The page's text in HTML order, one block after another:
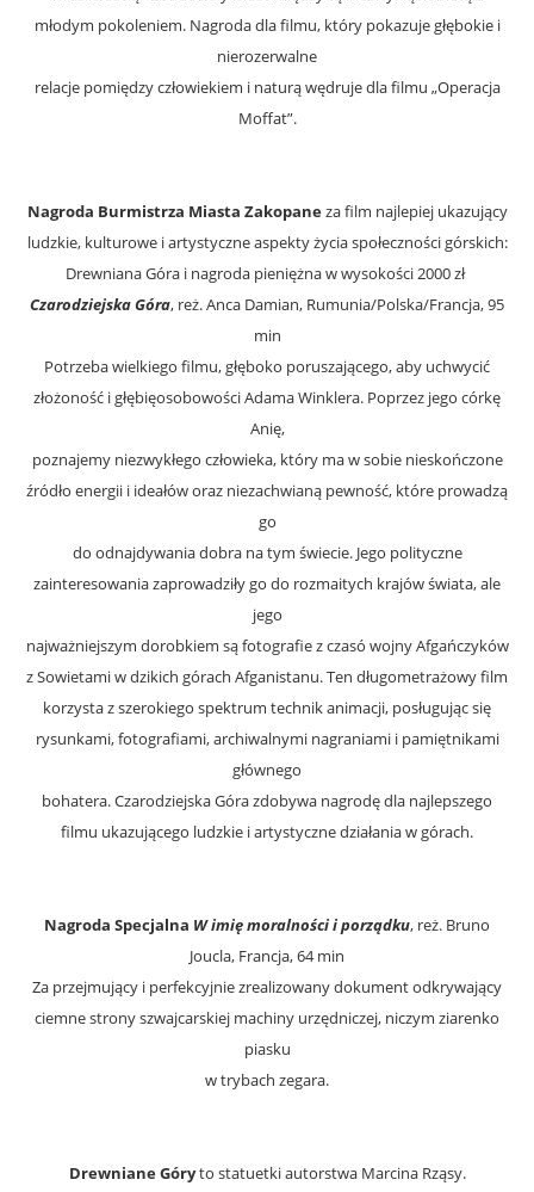
młodym pokoleniem. Nagroda dla filmu, który pokazuje głębokie i
nierozerwalne
relacje pomiędzy człowiekiem i naturą wędruje dla filmu „Operacja
Moffat”.
Nagroda Burmistrza Miasta Zakopaneza film najlepiej ukazujący
ludzkie, kulturowe i artystyczne aspekty życia społeczności górskich:
Drewniana Góra i nagroda pieniężna w wysokości 2000 zł
Czarodziejska Góra, reż. Anca Damian, Rumunia/Polska/Francja, 95
min
Potrzeba wielkiego filmu, głęboko poruszającego, aby uchwycić
złożoność i głębięosobowości Adama Winklera. Poprzez jego córkę
Anię,
poznajemy niezwykłego człowieka, który ma w sobie nieskończone
źródło energii i ideałów oraz niezachwianą pewność, które prowadzą
go
do odnajdywania dobra na tym świecie. Jego polityczne
zainteresowania zaprowadziły go do rozmaitych krajów świata, ale
jego
najważniejszym dorobkiem są fotografie z czasó wojny Afgańczyków
z Sowietami w dzikich górach Afganistanu. Ten długometrażowy film
korzysta z szerokiego spektrum technik animacji, posługując się
rysunkami, fotografiami, archiwalnymi nagraniami i pamiętnikami
głównego
bohatera. Czarodziejska Góra zdobywa nagrodę dla najlepszego
filmu ukazującego ludzkie i artystyczne działania w górach.
Nagroda Specjalna W imię moralności i porządku, reż. Bruno
Joucla, Francja, 64 min
Za przejmujący i perfekcyjnie zrealizowany dokument odkrywający
ciemne strony szwajcarskiej machiny urzędniczej, niczym ziarenko
piasku
w trybach zegara.
Drewniane Góryto statuetki autorstwa Marcina Rząsy.